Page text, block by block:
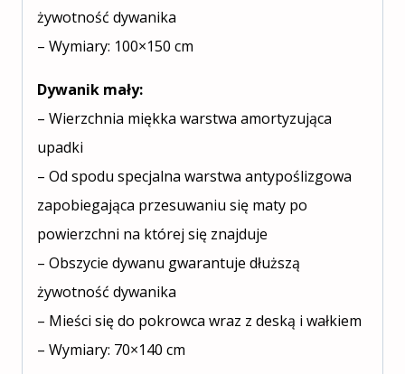
żywotność dywanika
– Wymiary: 100×150 cm
Dywanik mały:
– Wierzchnia miękka warstwa amortyzująca
upadki
– Od spodu specjalna warstwa antypoślizgowa
zapobiegająca przesuwaniu się maty po
powierzchni na której się znajduje
– Obszycie dywanu gwarantuje dłuższą
żywotność dywanika
– Mieści się do pokrowca wraz z deską i wałkiem
– Wymiary: 70×140 cm